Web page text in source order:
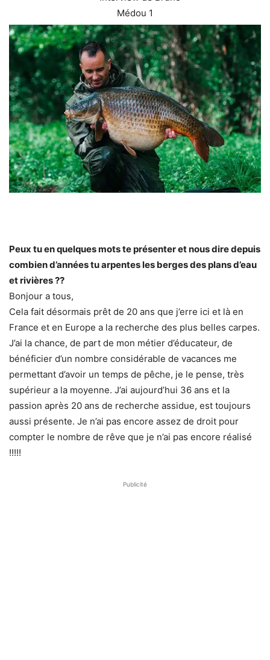
Peux tu en quelques mots te présenter et nous dire depuis
combien d’années tu arpentes les berges des plans d’eau
et rivières ??
Bonjour a tous,
Cela fait désormais prêt de 20 ans que j’erre ici et là en
France et en Europe a la recherche des plus belles carpes.
J’ai la chance, de part de mon métier d’éducateur, de
bénéficier d’un nombre considérable de vacances me
permettant d’avoir un temps de pêche, je le pense, très
supérieur a la moyenne. J’ai aujourd’hui 36 ans et la
passion après 20 ans de recherche assidue, est toujours
aussi présente. Je n’ai pas encore assez de droit pour
compter le nombre de rêve que je n’ai pas encore réalisé
!!!!!
Publicité